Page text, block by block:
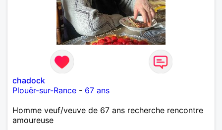
chadock
Plouër-sur-Rance - 67 ans
Homme veuf/veuve de 67 ans recherche rencontre
amoureuse